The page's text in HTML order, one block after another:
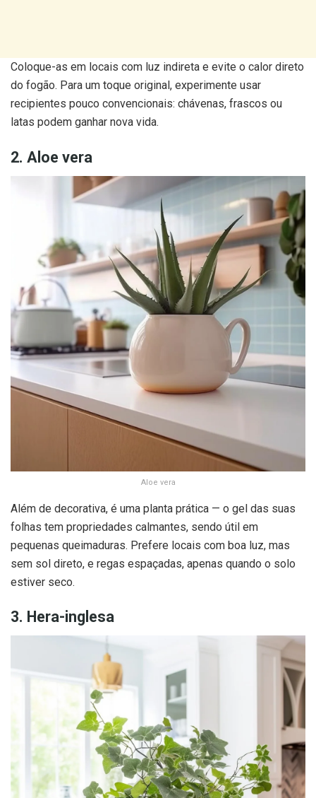
Coloque-as em locais com luz indireta e evite o calor direto
do fogão. Para um toque original, experimente usar
recipientes pouco convencionais: chávenas, frascos ou
latas podem ganhar nova vida.
2. Aloe vera
Aloe vera
Além de decorativa, é uma planta prática — o gel das suas
folhas tem propriedades calmantes, sendo útil em
pequenas queimaduras. Prefere locais com boa luz, mas
sem sol direto, e regas espaçadas, apenas quando o solo
estiver seco.
3. Hera-inglesa